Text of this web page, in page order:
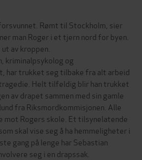
Rømt til Stockholm, sier
man Roger i et tjern nord for byen.
av kroppen.
kriminalpsykolog og
har trukket seg tilbake fra alt arbeid
Helt tilfeldig blir han trukket
av drapet sammen med sin gamle
fra Riksmordkommisjonen. Alle
mot Rogers skole. Et tilsynelatende
skal vise seg å ha hemmeligheter i
gang på lenge har Sebastian
seg i en drapssak.